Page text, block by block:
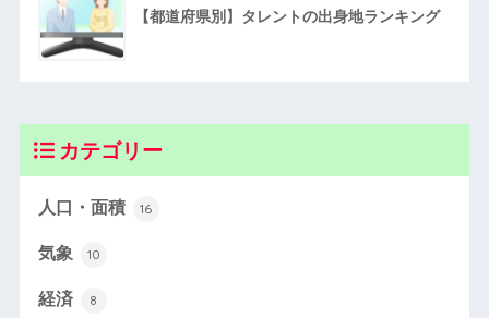
【都道府県別】タレントの出身地ランキング
カテゴリー
人口・面積 16
気象 10
経済 8